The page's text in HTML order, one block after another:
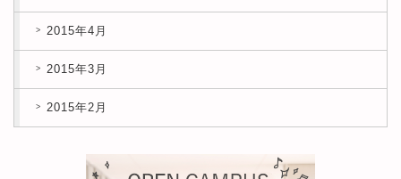
2015年4月
2015年3月
2015年2月